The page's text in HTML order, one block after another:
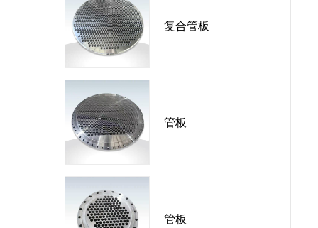
复合管板
管板
管板